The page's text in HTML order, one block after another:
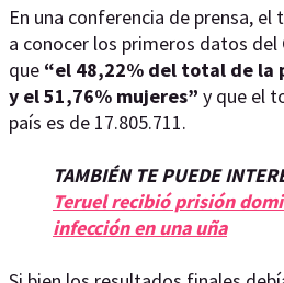
En una conferencia de prensa,
a conocer los primeros datos del
que “el 48,22% del total de la
y el 51,76% mujeres” y que el
país es de 17.805.711.
TAMBIÉN TE PUEDE
Teruel recibió prisión
infección en una uña